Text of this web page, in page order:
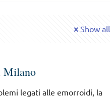
Show all
Milano
legati alle emorroidi, la